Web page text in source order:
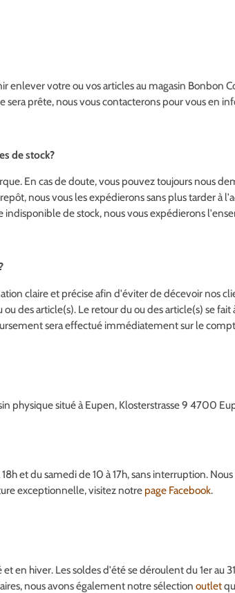
enlever votre ou vos articles au magasin
prête, nous vous contacterons pour vous en
de stock?
En cas de doute, vous pouvez toujours nous
nous vous les expédierons sans plus tarder à
indisponible de stock, nous vous expédierons
claire et précise afin d'éviter de décevoir nos
des article(s). Le retour du ou des article(s) se
sera effectué immédiatement sur le
physique situé à Eupen, Klosterstrasse 9 4700
et du samedi de 10 à 17h, sans interruption.
exceptionnelle, visitez notre page Facebook.
en hiver. Les soldes d'été se déroulent du 1er au
nous avons également notre sélection outlet